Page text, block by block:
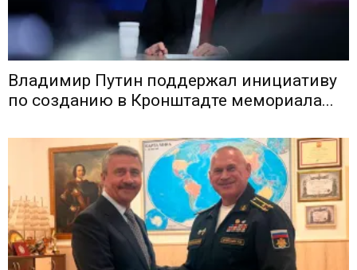
Владимир Путин поддержал инициативу
по созданию в Кронштадте мемориала...